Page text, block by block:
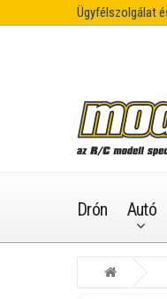
Ügyfélszolgálat
Drón Autó